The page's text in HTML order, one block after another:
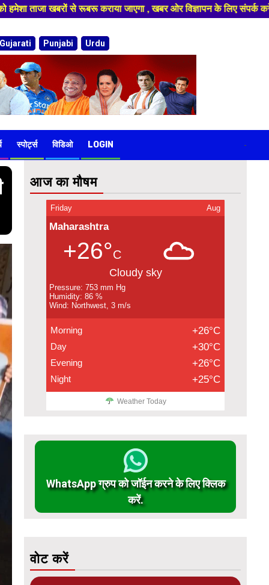
के लिए संपर्क करे 9974940324 8955950335 ,हमारे यूट्यूब चैनल
Gujarati Punjabi Urdu
स्पोर्ट्स विडिओ LOGIN -
आज का मौषम
Friday Aug
Maharashtra
+26°C
Cloudy sky
Pressure: 753 mm Hg
Humidity: 86 %
Wind: Northwest, 3 m/s
Morning +26°C
Day +30°C
Evening +26°C
Night +25°C
Weather Today
WhatsApp ग्रुप को जॉईन करने के लिए क्लिक
करें.
वोट करें